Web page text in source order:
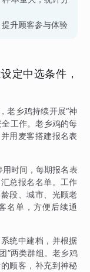
升顾客参与体验
定中选条件，
老乡鸡持续开展“神
工作。老乡鸡的每
用麦客搭建报名表
用时间，每期报名表
总报名名单。工作
段、城市、光顾老
名单，方便后续通
统中建档，并根据
”两类群组。老乡鸡
顾客，补充到神秘